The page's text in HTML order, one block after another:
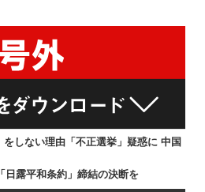
をしない理由「不正選挙」疑惑に 中国
日露平和条約」締結の決断を